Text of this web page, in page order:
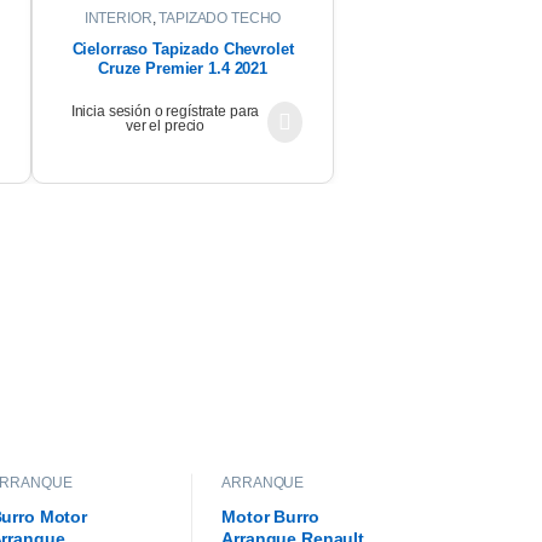
INTERIOR ,TAPIZADO TECHO
Cielorraso Tapizado Chevrolet
Cruze Premier 1.4 2021
Inicia sesión o regístrate para
ver el precio
Motor
ARRANQUE
Motor Burro